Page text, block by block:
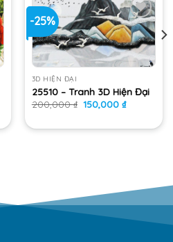
-25%
Add
to
wishlist
3D HIỆN ĐẠI
25510 – Tranh 3D Hiện Đại
200,000₫ Giá
gốc
200,000 ₫.
150,000 ₫Giá
là: